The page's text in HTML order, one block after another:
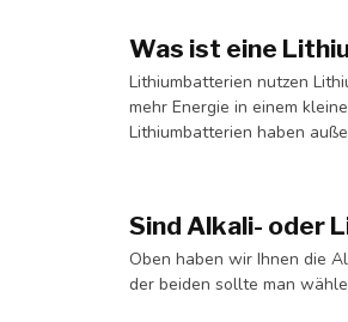
Was ist eine
Lithiumbatterien nutzen
mehr Energie in einem
Lithiumbatterien haben
Sind Alkali- oder
Oben haben wir Ihnen die
der beiden sollte man